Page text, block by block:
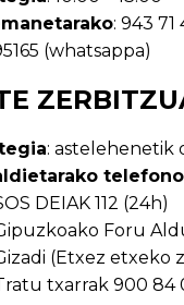
: 943 71
(whatsappa)
: astelehenetik
DEIAK 112 (24h)
Foru
(Etxez etxeko
txarrak 900 84